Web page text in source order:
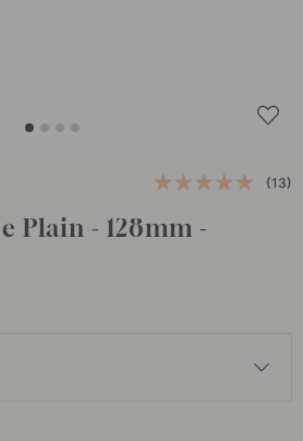
(13)
Plain - 128mm -